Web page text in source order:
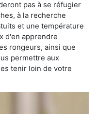
pas à se réfugier
à la recherche
et une température
d'en apprendre
rongeurs, ainsi que
permettre aux
tenir loin de votre